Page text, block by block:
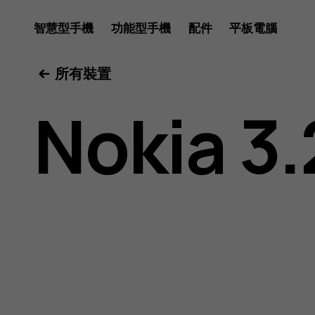
Nokia
3.2
用
智慧型手機 功能型手機 配件 平板電腦
所有裝置
Nokia